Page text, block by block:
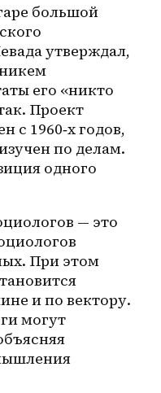
большой
утверждал,
его «никто
Проект
с 1960‑х годов,
по делам.
одного
— это
При этом
и по вектору.
могут